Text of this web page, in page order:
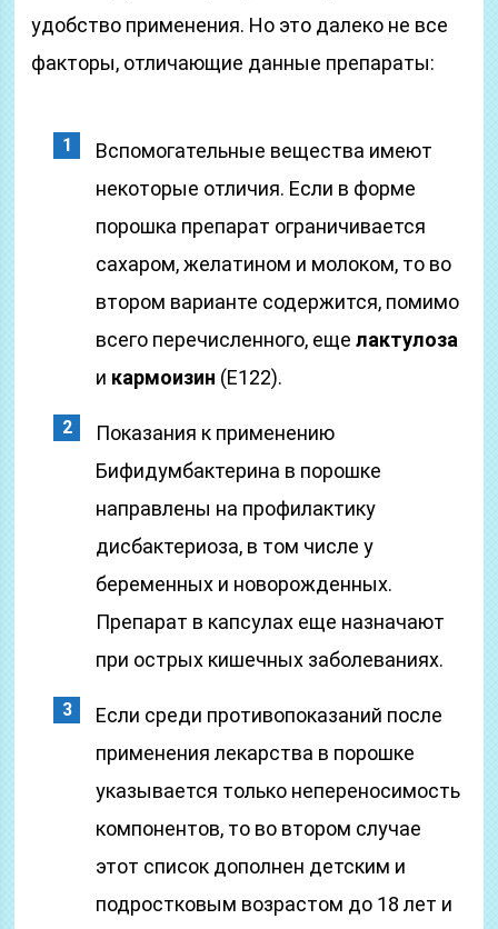
удобство применения. Но это далеко не все
факторы, отличающие данные препараты:
Вспомогательные вещества имеют
некоторые отличия. Если в форме
порошка препарат ограничивается
сахаром, желатином и молоком, то во
втором варианте содержится, помимо
всего перечисленного, ещелактулоза
и кармоизин (Е122).
Показания к применению
Бифидумбактерина в порошке
направлены на профилактику
дисбактериоза, в том числе у
беременных и новорожденных.
Препарат в капсулах еще назначают
при острых кишечных заболеваниях.
Если среди противопоказаний после
применения лекарства в порошке
указывается только непереносимость
компонентов, то во втором случае
этот список дополнен детским и
подростковым возрастом до 18 лет и